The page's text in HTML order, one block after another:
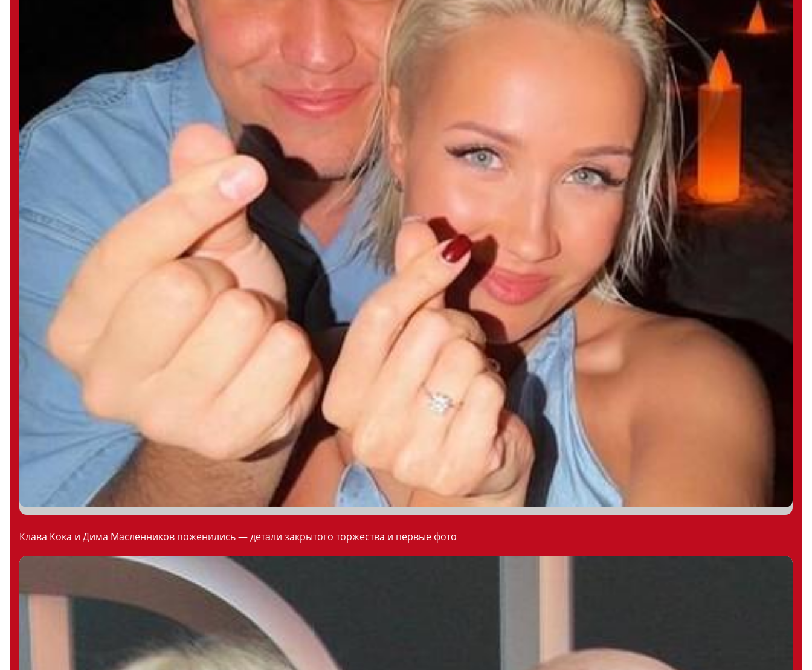
Клава Кока и Дима Масленников поженились — детали закрытого торжества и первые фото